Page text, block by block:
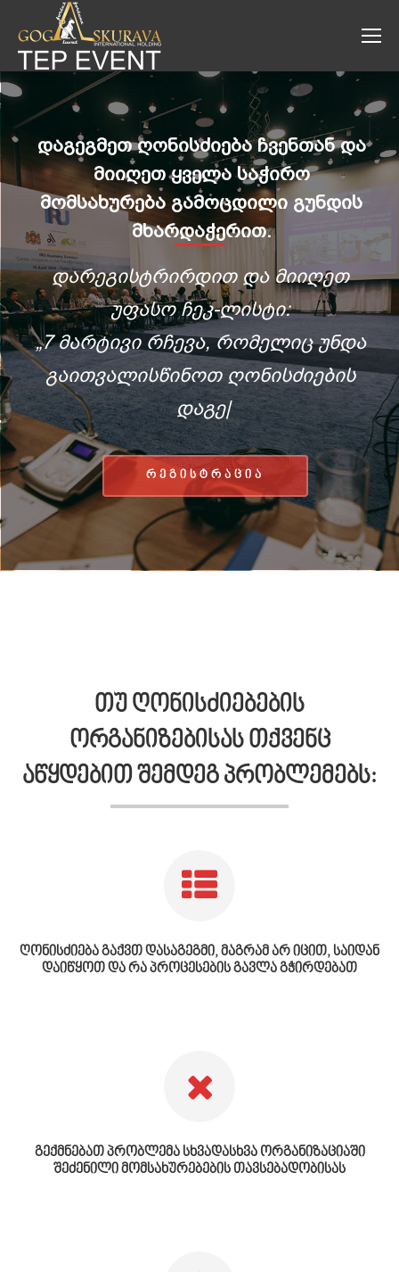
დარეგისტრირდით და მიიღეთ
უფასო ჩეკ-ლისტი:
„7 მარტივი რჩევა, რომელიც უნდა
გაითვალისწინოთ ღონისძიების
დაგეგმვისას“
რეგისტრაცია
დაგეგმეთ ღონისძიება ჩვენთან და
მიიღეთ ყველა საჭირო
მომსახურება გამოცდილი გუნდის
მხარდაჭერით.
თუ ღონისძიებების
ორგანიზებისას თქვენც
აწყდებით შემდეგ პრობლემებს:
ღონისძიება გაქვთ დასაგეგმი, მაგრამ არ იცით, საიდან
დაიწყოთ და რა პროცესების გავლა გჭირდებათ
გექმნებათ პრობლემა სხვადასხვა ორგანიზაციაში
შეძენილი მომსახურებების თავსებადობისას